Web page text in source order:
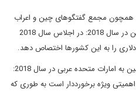
همچون مجمع گفتگوهای چین و اعراب
و گردهم آمدن اعضای این مجمع در پکن در سال 2018: در اجلاس سال 2018
را به این کشورها اختصاص دهد.
2-سفر شی جین پینگ رئیس جمهور چین به امارات متحده عربی در سال 2018:
ویژه برخورددار است به طوری که